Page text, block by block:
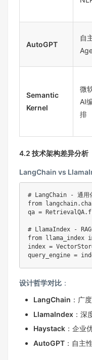
AutoGPT
自
Semantic
Kernel
微
AI
排
4.2 技术架构差异分析
LangChain vs
# LangChain - 通用
from langchain.
qa = RetrievalQA.
# LlamaIndex -
from llama_index
index =
query_engine =
设计哲学对比 ：
LangChain ：广
LlamaIndex ：深
Haystack ：企业
AutoGPT ：自主